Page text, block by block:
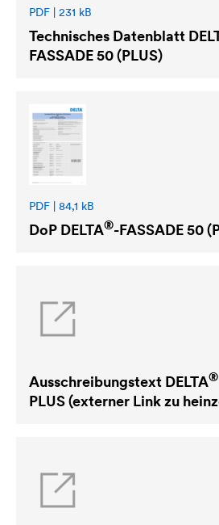
PDF | 231 kB
Technisches Datenblatt
FASSADE 50 (PLUS)
PDF | 84,1 kB
DoP DELTA®-FASSADE 50
Ausschreibungstext DELTA®
PLUS (externer Link zu